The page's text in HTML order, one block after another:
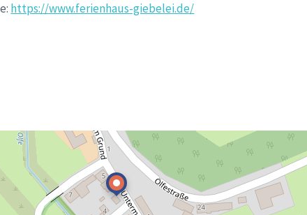
https://www.ferienhaus-giebelei.de/